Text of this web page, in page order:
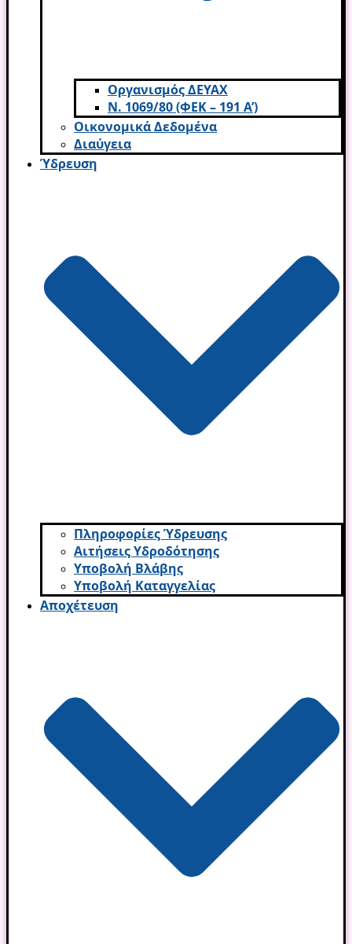
Οργανισμός ΔΕΥΑΧ
Ν. 1069/80 (ΦΕΚ – 191 Α’)
Οικονομικά Δεδομένα
Διαύγεια
Ύδρευση
Πληροφορίες Ύδρευσης
Αιτήσεις Υδροδότησης
Υποβολή Βλάβης
Υποβολή Καταγγελίας
Αποχέτευση